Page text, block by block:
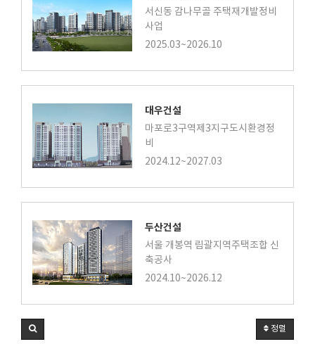
서신동 감나무골 주택재개발정비
사업
2025.03~2026.10
대우건설
마포로3구역제3지구도시환경정
비
2024.12~2027.03
두산건설
서울 개봉역 림괄지역주택조합 신
축공사
2024.10~2026.12
정렬